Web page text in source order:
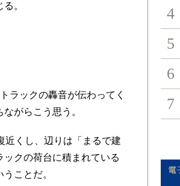
。
ラックの轟音が伝わってく
がらこう思う。
くし、辺りは「まるで建
クの荷台に積まれている
ことだ。
4
5
6
7